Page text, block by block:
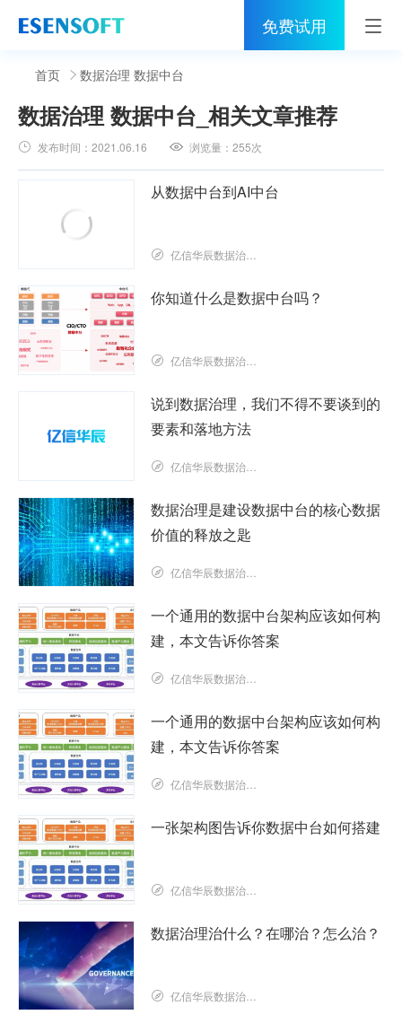
免费试用
首页
睿治
解决方案
关于亿信
400-0011-866
首页 数据治理 数据中台
数据治理 数据中台 _相关文章推荐
发布时间：2021.06.16 浏览量：255次
从数据中台到AI中台
亿信华辰数据治理研究院
你知道什么是数据中台吗？
亿信华辰数据治理研究院
说到数据治理，我们不得不要谈到的
要素和落地方法
亿信华辰数据治理研究院
数据治理是建设数据中台的核心数据
价值的释放之匙
亿信华辰数据治理研究院
一个通用的数据中台架构应该如何构
建，本文告诉你答案
亿信华辰数据治理研究院
一个通用的数据中台架构应该如何构
建，本文告诉你答案
亿信华辰数据治理研究院
一张架构图告诉你数据中台如何搭建
亿信华辰数据治理研究院
数据治理治什么？在哪治？怎么治？
亿信华辰数据治理研究院